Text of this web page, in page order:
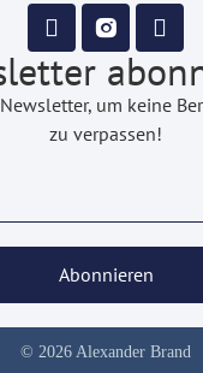
um keine
zu verpassen!
Abonnieren
© 2026 Alexander Brand